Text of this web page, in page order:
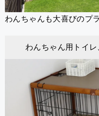
わんちゃんも大喜びのプ
わんちゃん用トイ